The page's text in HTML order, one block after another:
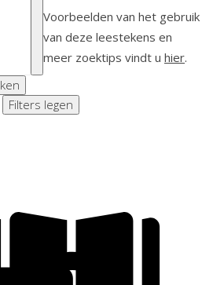
Voorbeelden van het gebruik
van deze leestekens en
meer zoektips vindt u hier.
Filters legen